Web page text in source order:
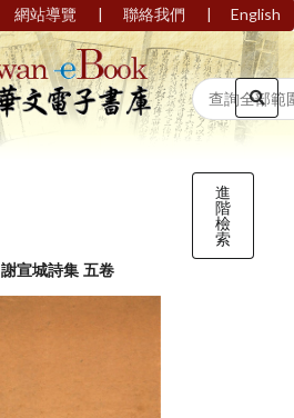
網站導覽 | 聯絡我們 | English
進
階
檢
索
謝宣城詩集 五卷